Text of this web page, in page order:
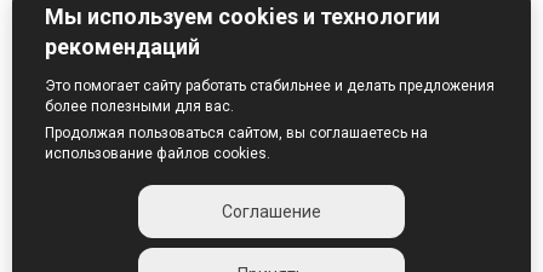
Мы используем cookies и технологии
рекомендаций
Это помогает сайту работать стабильнее и делать предложения
более полезными для вас.
Продолжая пользоваться сайтом, вы соглашаетесь на
использование файлов cookies.
Соглашение
услуги, а полноценную экосистему для развития
вашей интернет-торговли.